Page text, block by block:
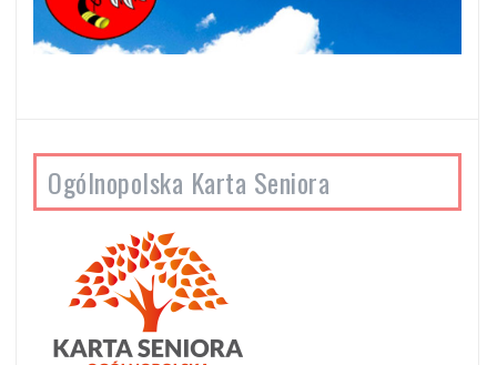
Ogólnopolska Karta Seniora